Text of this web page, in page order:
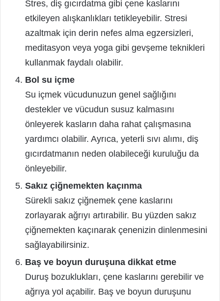
Stres, diş gıcırdatma gibi çene kaslarını
etkileyen alışkanlıkları tetikleyebilir. Stresi
azaltmak için derin nefes alma egzersizleri,
meditasyon veya yoga gibi gevşeme teknikleri
kullanmak faydalı olabilir.
Bol su içme
Su içmek vücudunuzun genel sağlığını
destekler ve vücudun susuz kalmasını
önleyerek kasların daha rahat çalışmasına
yardımcı olabilir. Ayrıca, yeterli sıvı alımı, diş
gıcırdatmanın neden olabileceği kuruluğu da
önleyebilir.
Sakız çiğnemekten kaçınma
Sürekli sakız çiğnemek çene kaslarını
zorlayarak ağrıyı artırabilir. Bu yüzden sakız
çiğnemekten kaçınarak çenenizin dinlenmesini
sağlayabilirsiniz.
Baş ve boyun duruşuna dikkat etme
Duruş bozuklukları, çene kaslarını gerebilir ve
ağrıya yol açabilir. Baş ve boyun duruşunu